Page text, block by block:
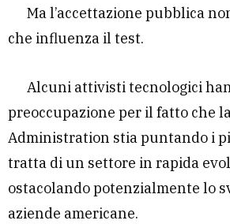
Ma l’accettazione pubblica
che influenza il test.
Alcuni attivisti tecnologici
preoccupazione per il fatto che
Administration stia puntando i
tratta di un settore in rapida
ostacolando potenzialmente lo
aziende americane.